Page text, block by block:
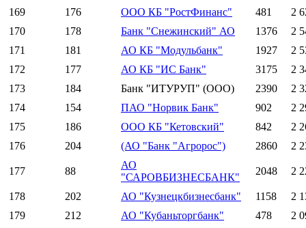
169 176 ООО КБ "РостФинанс" 481
2
170
178 Банк "Снежинский" АО 1376
2
171
181 АО КБ "Модульбанк" 1927
2
172
177 АО КБ "ИС Банк" 3175
2
173
184 Банк "ИТУРУП" (ООО) 2390
2
174
154 ПАО "Норвик Банк" 902
2
175
186 ООО КБ "Кетовский" 842
2
176
204 (АО "Банк "Агророс") 2860 2
177 88
АО
"САРОВБИЗНЕСБАНК"
2048 2
178 202 АО "Кузнецкбизнесбанк" 1158
2
179
212 АО "Кубаньторгбанк" 478
2